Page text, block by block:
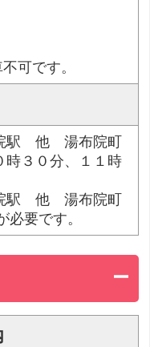
可です。
駅 他 湯布院町
時３０分、１１時
駅 他 湯布院町
必要です。